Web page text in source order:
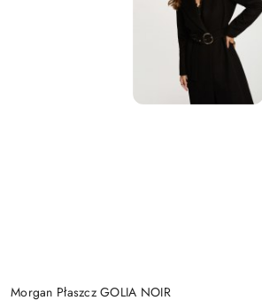
Morgan Płaszcz GOLIA NOIR